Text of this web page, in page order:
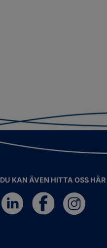
DU KAN ÄVEN HITTA OSS HÄR